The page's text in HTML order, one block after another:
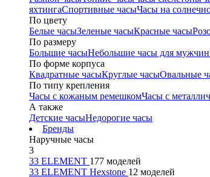
яхтингаСпортивные часыЧасы на
По цвету
Белые часыЗеленые часыКрасные часы
По размеру
Большие часыНебольшие часы для мужчин
По форме корпуса
Квадратные часыКруглые часыОвальные
По типу крепления
Часы с кожаным ремешкомЧасы с
А также
Детские часыНедорогие часы
Бренды
Наручные часы
3
33 ELEMENT 177 моделей
33 ELEMENT Hexstone 12 моделей